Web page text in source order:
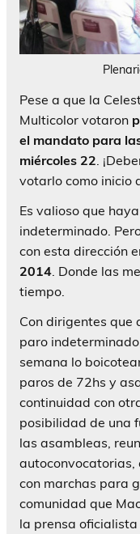
Pese a que la
Multicolor votaron
el mandato para
miércoles 22 .
votarlo como inicio
Es valioso que
indeterminado.
con esta dirección
2014 . Donde las
tiempo.
Con dirigentes que
paro
semana lo
paros de 72hs y
continuidad con
posibilidad de una
las asambleas,
autoconvocatorias,
con marchas para
comunidad que
la prensa oficialista